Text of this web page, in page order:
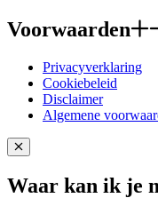
Voorwaarden
Privacyverklaring
Cookiebeleid
Disclaimer
Algemene
Close popup
Waar kan ik je